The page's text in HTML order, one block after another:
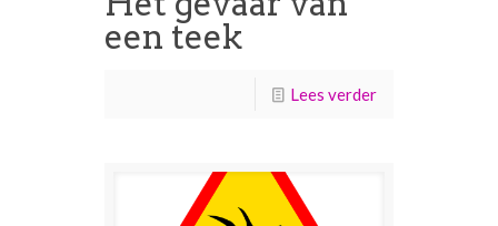
een teek
Lees verder